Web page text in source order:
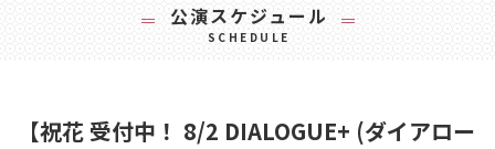
公演スケジュール
SCHEDULE
【祝花 受付中！ 8/2 DIALOGUE+ (ダイアロー